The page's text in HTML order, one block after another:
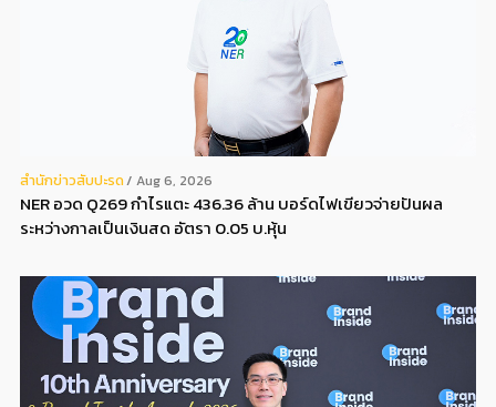
สํานักข่าวสับปะรด Aug 6, 2026
NER อวด Q269 กำไรแตะ 436.36 ล้าน บอร์ดไฟเขียวจ่ายปันผล
ระหว่างกาลเป็นเงินสด อัตรา 0.05 บ.หุ้น